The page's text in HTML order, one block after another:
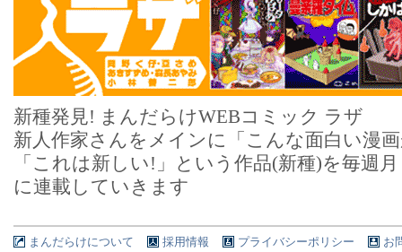
新種発見! まんだらけWEBコミック ラザ
新人作家さんをメインに「こんな面白い漫
「これは新しい!」という作品(新種)を毎週
に連載していきます
まんだらけについて 採用情報 プライバシーポリシー お